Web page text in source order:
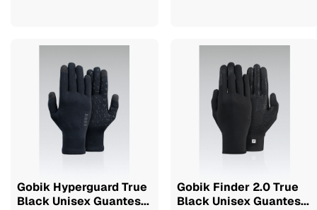
Gobik Hyperguard True
Black Unisex Guantes...
Gobik Finder 2.0 True
Black Unisex Guantes...